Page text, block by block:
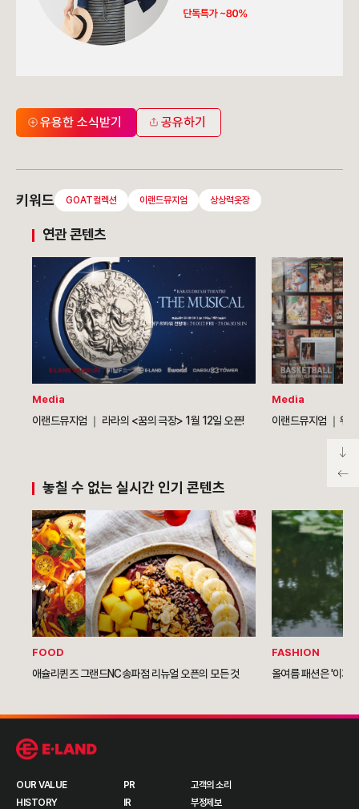
유용한 소식받기 공유하기
키워드 GOAT컬렉션 이랜드뮤지엄 상상력옷장
연관 콘텐츠
Media
이랜드뮤지엄 ｜ 라라의 <꿈의 극장> 1월 12일 오픈!
Media
이랜드뮤지엄 ｜위
놓칠 수 없는 실시간 인기 콘텐츠
FOOD
애슐리퀸즈 그랜드NC송파점 리뉴얼 오픈의 모든 것
FASHION
올여름 패션은 '이지
OUR VALUE
HISTORY
PR
IR
고객의 소리
부정제보